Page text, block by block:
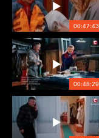
00:47:43
00:48:29